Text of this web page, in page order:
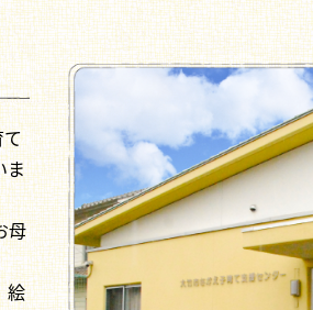
て
ま
母
絵